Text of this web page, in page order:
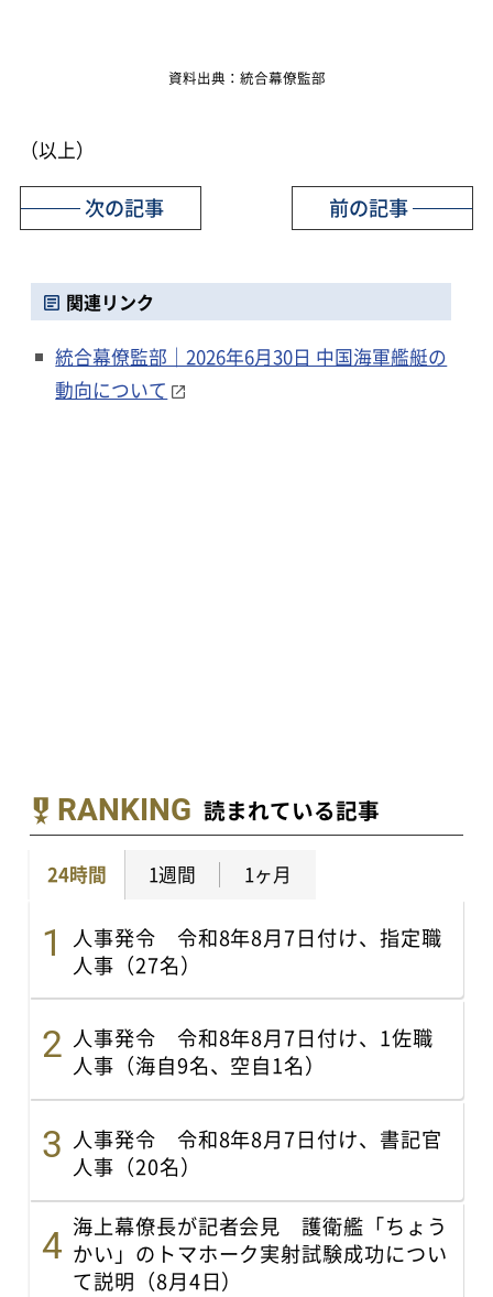
資料出典：統合幕僚監部
（以上）
前の記事
次の記事
関連リンク
統合幕僚監部｜2026年6月30日 中国海軍艦艇の
動向について
RANKING 読まれている記事
24時間 1週間 1ヶ月
人事発令 令和8年8月7日付け、指定職
人事（27名）
人事発令 令和8年8月7日付け、1佐職
人事（海自9名、空自1名）
人事発令 令和8年8月7日付け、書記官
人事（20名）
海上幕僚長が記者会見 護衛艦「ちょう
かい」のトマホーク実射試験成功につい
て説明（8月4日）